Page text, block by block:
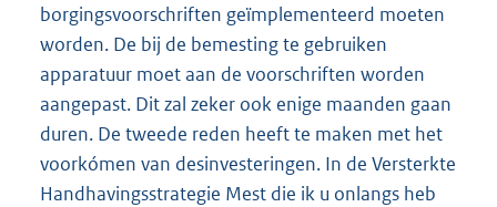
borgingsvoorschriften geïmplementeerd moeten
worden. De bij de bemesting te gebruiken
apparatuur moet aan de voorschriften worden
aangepast. Dit zal zeker ook enige maanden gaan
duren. De tweede reden heeft te maken met het
voorkómen van desinvesteringen. In de Versterkte
Handhavingsstrategie Mest die ik u onlangs heb